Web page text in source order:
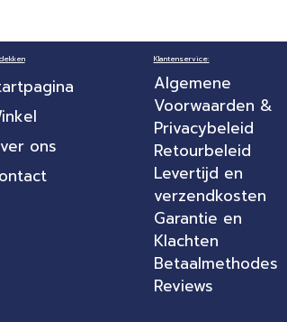
ons
Klantenservice:
Algemene
Voorwaarden &
Privacybeleid
Retourbeleid
Levertijd en
verzendkosten
Garantie en
Klachten
Betaalmethodes
Reviews